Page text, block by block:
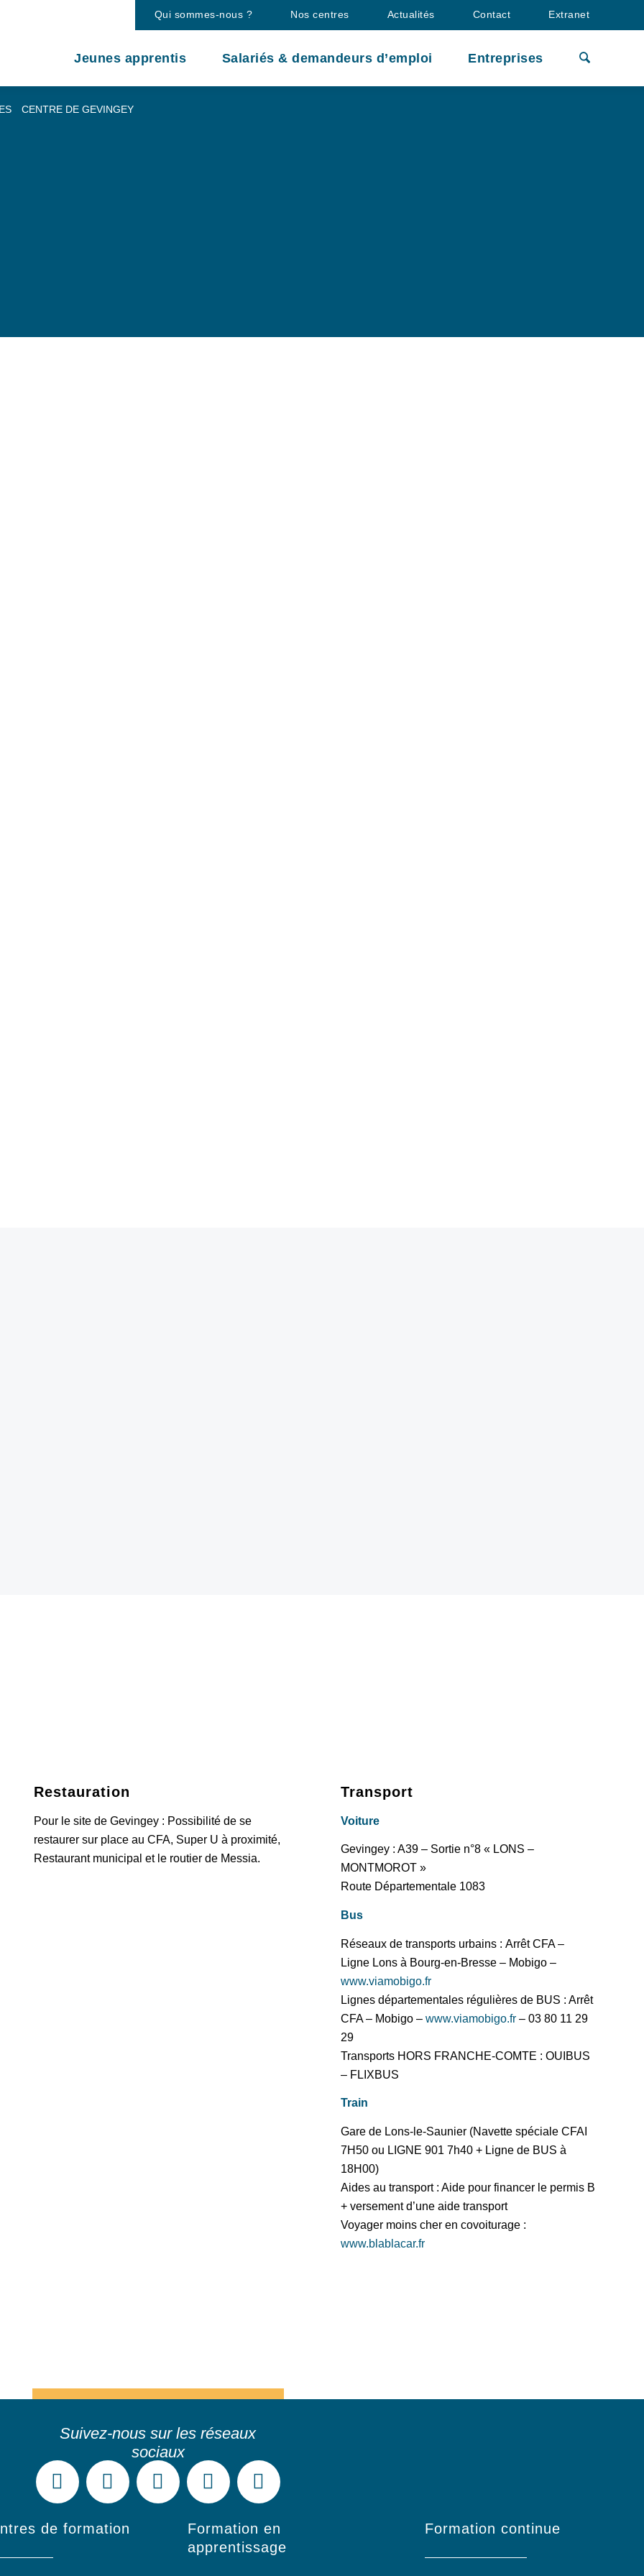
Qui sommes-nous ? Nos centres Actualités Contact Extranet
Jeunes apprentis Salariés & demandeurs d’emploi Entreprises
CENTRE DE GEVINGEY
Restauration
Pour le site de Gevingey : Possibilité de se
restaurer sur place au CFA, Super U à proximité,
Restaurant municipal et le routier de Messia.
Transport
Voiture
Gevingey : A39 – Sortie n°8 « LONS –
MONTMOROT »
Route Départementale 1083
Bus
Réseaux de transports urbains : Arrêt CFA –
Ligne Lons à Bourg-en-Bresse – Mobigo –
www.viamobigo.fr
Lignes départementales régulières de BUS : Arrêt
CFA – Mobigo –www.viamobigo.fr – 03 80 11 29
29
Transports HORS FRANCHE-COMTE : OUIBUS
– FLIXBUS
Train
Gare de Lons-le-Saunier (Navette spéciale CFAI
7H50 ou LIGNE 901 7h40 + Ligne de BUS à
18H00)
Aides au transport : Aide pour financer le permis B
+ versement d’une aide transport
Voyager moins cher en covoiturage :
www.blablacar.fr
de formation
Formation en
apprentissage
Formation continue